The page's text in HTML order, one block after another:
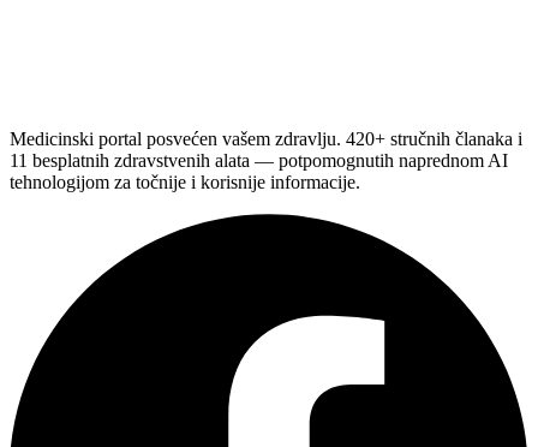
Medicinski portal posvećen vašem zdravlju. 420+ stručnih članaka i
11 besplatnih zdravstvenih alata — potpomognutih naprednom AI
tehnologijom za točnije i korisnije informacije.